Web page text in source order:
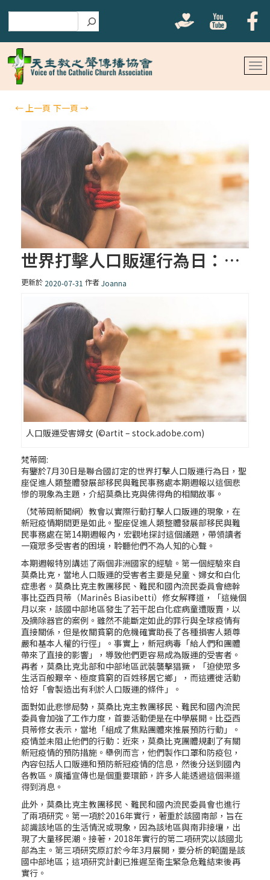
←上一頁 下一頁→
世界打擊人口販運行為日：聖座部會本期週報談非洲兩國的見證
更新於 2020-07-31 作者 Joanna
人口販運受害婦女 (©artit – stock.adobe.com)
梵蒂岡:
有鑒於7月30日是聯合國訂定的世界打擊人口販運行為日，聖
座促進人類整體發展部移民與難民事務處本期週報以這個悲
慘的現象為主題，介紹莫桑比克與佛得角的相關故事。
（梵蒂岡新聞網）教會以實際行動打擊人口販運的現象，在
新冠疫情期間更是如此。聖座促進人類整體發展部移民與難
民事務處在第14期週報內，宏觀地探討這個議題，帶領讀者
一窺眾多受害者的困境，聆聽他們不為人知的心聲。
本期週報特別講述了兩個非洲國家的經驗。第一個經驗來自
莫桑比克，當地人口販運的受害者主要是兒童、婦女和白化
症患者。莫桑比克主教團移民、難民和國內流民委員會總幹
事比亞西貝蒂（Marinês Biasibetti）修女解釋道，「這幾個
月以來，該國中部地區發生了若干起白化症病童遭販賣，以
及摘除器官的案例。雖然不能斷定如此的罪行與全球疫情有
直接關係，但是攸關貧窮的危機確實助長了各種損害人類尊
嚴和基本人權的行徑」。事實上，新冠病毒「給人們和團體
帶來了直接的影響」，導致他們更容易成為販運的受害者。
再者，莫桑比克北部和中部地區武裝襲擊猖獗，「迫使眾多
生活百般艱辛、極度貧窮的百姓移居它鄉」，而這遷徙活動
恰好「會製造出有利於人口販運的條件」。
面對如此悲慘局勢，莫桑比克主教團移民、難民和國內流民
委員會加強了工作力度，首要活動便是在中學展開。比亞西
貝蒂修女表示，當地「組成了焦點團體來推展預防行動」。
疫情並未阻止他們的行動：近來，莫桑比克團體規劃了有關
新冠疫情的預防措施。舉例而言，他們製作口罩和防疫包，
內容包括人口販運和預防新冠疫情的信息，然後分送到國內
各教區。廣播宣傳也是個重要環節，許多人能透過這個渠道
得到消息。
此外，莫桑比克主教團移民、難民和國內流民委員會也進行
了兩項研究。第一項於2016年實行，著重於該國南部，旨在
認識該地區的生活情況或現象，因為該地區與南非接壤，出
現了大量移民潮。接著，2018年實行的第二項研究以該國北
部為主。第三項研究原訂於今年3月展開，要分析的範圍是該
國中部地區；這項研究計劃已推遲至衛生緊急危難結束後再
實行。